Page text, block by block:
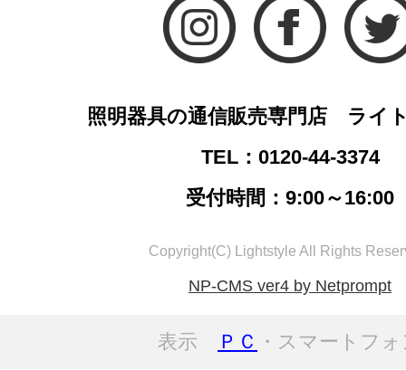
照明器具の通信販売専門店 ライ
TEL：0120-44-3374
受付時間：9:00～16:00
Copyright(C) Lightstyle All Rights
NP-CMS ver4 by Netprompt
表示 ＰＣ ・スマートフ